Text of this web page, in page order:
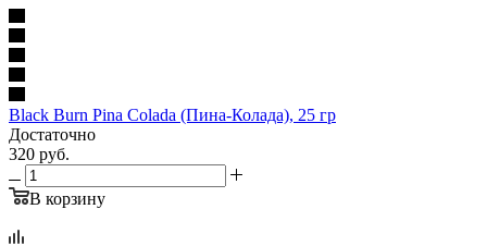
Black Burn Pina Colada (Пина-Колада), 25 гр
Достаточно
320 руб.
В корзину